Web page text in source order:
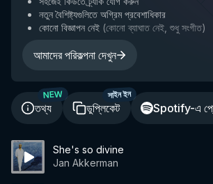
নতুন বৈশিষ্ট্যগুলিতে অগ্রিম প্রবেশাধিকার
কোনো বিজ্ঞাপন নেই (কোনো ব্যাঘাত নেই, শুধু সংগীত)
আমাদের পরিকল্পনা দেখুন
তথ্য
NEW
ডুপ্লিকেট
সাইন ইন
Spotify-এ
She's so divine
Jan Akkerman